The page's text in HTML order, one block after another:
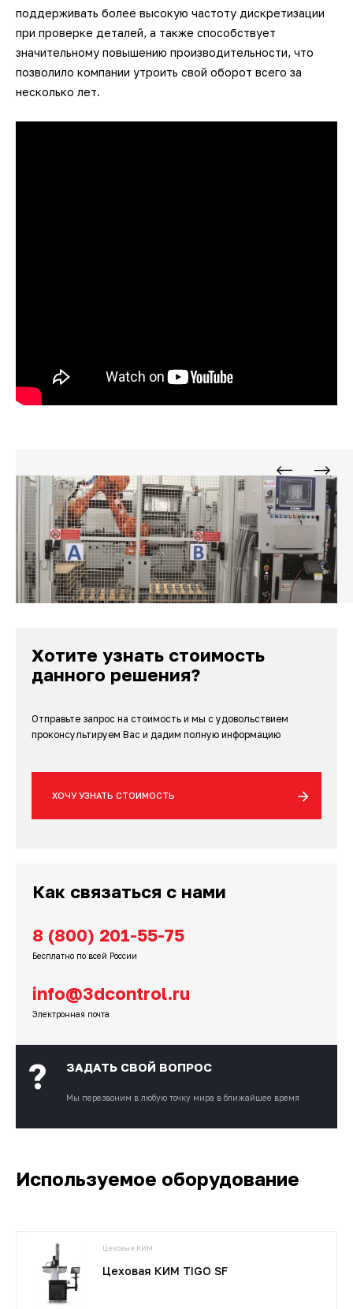
поддерживать более высокую частоту дискретизации
при проверке деталей, а также способствует
значительному повышению производительности, что
позволило компании утроить свой оборот всего за
несколько лет.
Хотите узнать стоимость
данного решения?
Отправьте запрос на стоимость и мы с удовольствием
проконсультируем Вас и дадим полную информацию
ХОЧУ УЗНАТЬ СТОИМОСТЬ
Как связаться с нами
8 (800) 201-55-75
Бесплатно по всей России
info@3dcontrol.ru
Электронная почта
? ЗАДАТЬ СВОЙ ВОПРОС
Мы перезвоним в любую точку мира в ближайшее время
Используемое оборудование
Цеховые КИМ
Цеховая КИМ TIGO SF